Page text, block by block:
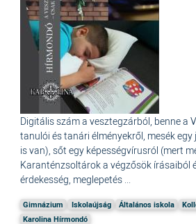
Digitális szám a vesztegzárból, benne a
tanulói és tanári élményekről, mesék
is van), sőt egy képességvírusról (mert
Karanténzsoltárok a végzősök írásaiból
érdekesség, meglepetés ...
Gimnázium Iskolaújság Általános iskola
Karolina Hírmondó